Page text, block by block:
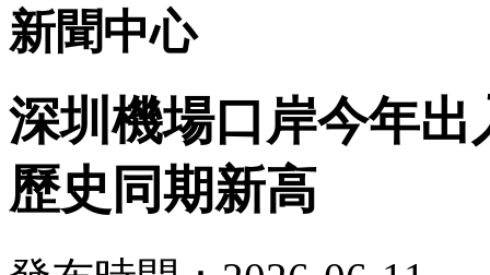
新聞中心
深圳機場口岸今年出
歷史同期新高